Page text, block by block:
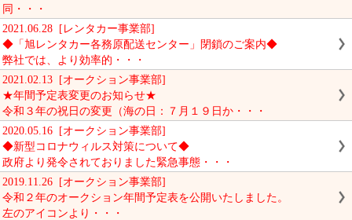
同・・・
2021.06.28 [レンタカー事業部]
◆「旭レンタカー各務原配送センター」閉鎖のご案内◆
弊社では、より効率的・・・
2021.02.13 [オークション事業部]
★年間予定表変更のお知らせ★
令和３年の祝日の変更（海の日：７月１９日か・・・
2020.05.16 [オークション事業部]
◆新型コロナウィルス対策について◆
政府より発令されておりました緊急事態・・・
2019.11.26 [オークション事業部]
令和２年のオークション年間予定表を公開いたしました。
左のアイコンより・・・